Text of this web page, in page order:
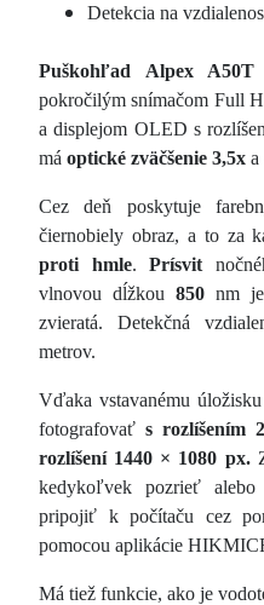
Detekcia na
Puškohľad Alpex A50T
pokročilým snímačom Full
a displejom OLED s
má optické zväčšenie 3,5x a
Cez deň poskytuje
čiernobiely obraz, a to za
proti hmle.Prísvit
vlnovou dĺžkou 850nm je
zvieratá. Detekčná
metrov.
Vďaka vstavanému
fotografovať s rozlíšením
rozlíšení 1440 × 1080 px.
kedykoľvek pozrieť alebo
pripojiť k počítaču cez
pomocou aplikácie
Má tiež funkcie, ako je